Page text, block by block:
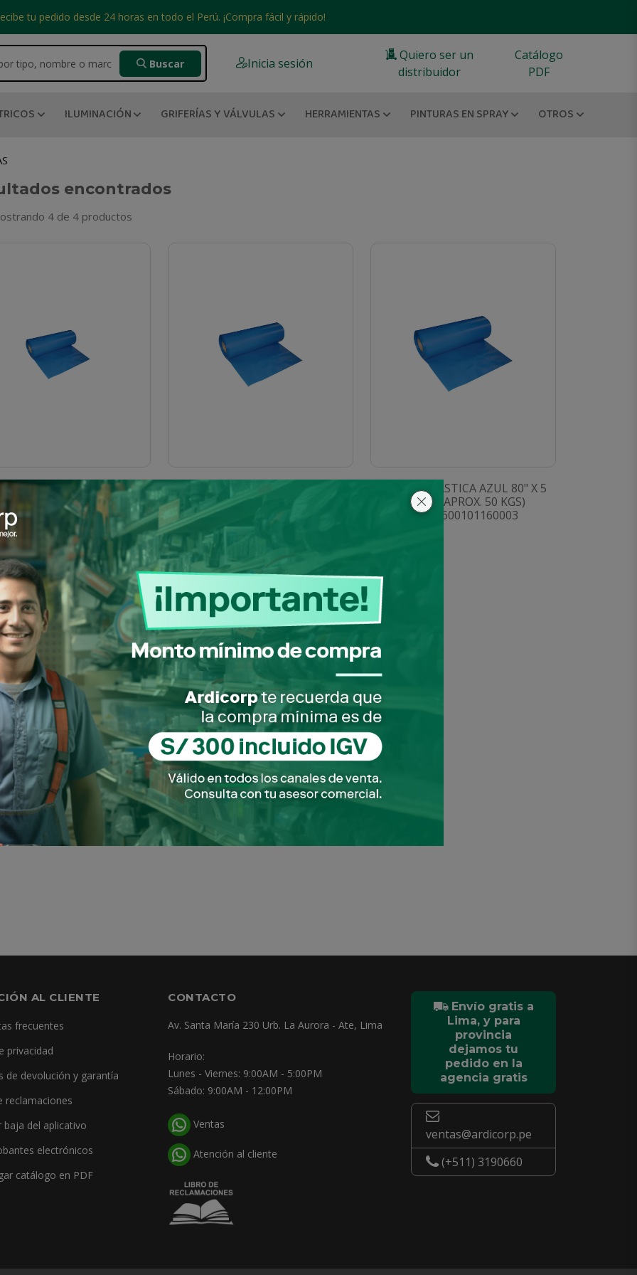
tu pedido desde 24 horas en todo el Perú. ¡Compra fácil y rápido!
Buscar Inicia sesión
Quiero ser un
distribuidor
Catálogo
PDF
ILUMINACIÓN GRIFERÍAS Y VÁLVULAS HERRAMIENTAS PINTURAS EN SPRAY OTROS
encontrados
4 de 4 productos
PLASTICA AZUL 40" X 5
APROX. 50 KGS)
SKU: 1600101160001
(ROLLO APROX. 50 KGS)
SKU: 1600101160002
MANGA PLASTICA AZUL 80" X 5
(ROLLO APROX. 50 KGS)
SKU: 1600101160003
PLASTICA AZUL 100" X 7
APROX. 50 KGS)
SKU: 1600101160004
AL CLIENTE
frecuentes
privacidad
de devolución y garantía
reclamaciones
baja del aplicativo
electrónicos
catálogo en PDF
CONTACTO
Av. Santa María 230 Urb. La Aurora - Ate, Lima
Horario:
Lunes - Viernes: 9:00AM - 5:00PM
Sábado: 9:00AM - 12:00PM
Ventas
Atención al cliente
Envío gratis a
Lima, y para
provincia
dejamos tu
pedido en la
agencia gratis
ventas@ardicorp.pe
(+511) 3190660